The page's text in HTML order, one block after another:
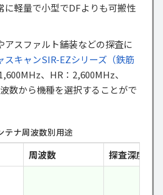
に軽量で小型でDFよりも可搬性
アスファルト舗装などの探査に
スキャンSIR-EZシリーズ（鉄筋
、HR：2,600MHz、
数から機種を選択することがで
テナ周波数別用途
周波数 探査深度限界